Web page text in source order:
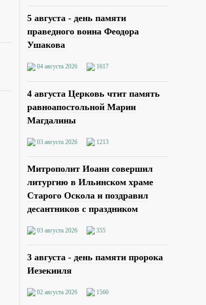
5 августа - день памяти
праведного воина Феодора
Ушакова
04 августа 2026 1617
4 августа Церковь чтит память
равноапостольной Марии
Магдалины
03 августа 2026 1213
Митрополит Иоанн совершил
литургию в Ильинском храме
Старого Оскола и поздравил
десантников с праздником
03 августа 2026 355
3 августа - день памяти пророка
Иезекииля
02 августа 2026 1560